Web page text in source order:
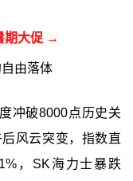
期大促 →
由落体
冲破8000点历史关
风云突变，指数直
，SK海力士暴跌